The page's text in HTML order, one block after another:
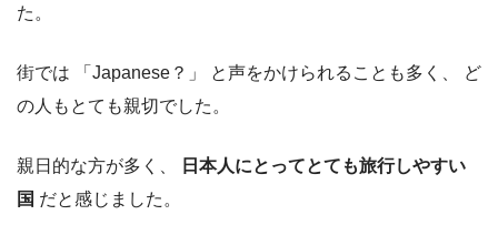
た。
街では 「Japanese？」 と声をかけられることも多く、 ど
の人もとても親切でした。
親日的な方が多く、
日本人にとってとても旅行しやすい
国 だと感じました。